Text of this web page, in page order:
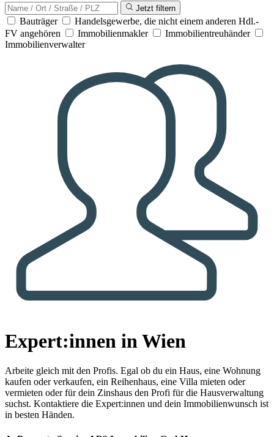
Jetzt filtern
Bauträger
Handelsgewerbe, die nicht einem anderen Hdl.-
FV angehören
Immobilienmakler
Immobilientreuhänder
Immobilienverwalter
Expert:innen in Wien
Arbeite gleich mit den Profis. Egal ob du ein Haus, eine Wohnung
kaufen oder verkaufen, ein Reihenhaus, eine Villa mieten oder
vermieten oder für dein Zinshaus den Profi für die Hausverwaltung
suchst. Kontaktiere die Expert:innen und dein Immobilienwunsch ist
in besten Händen.